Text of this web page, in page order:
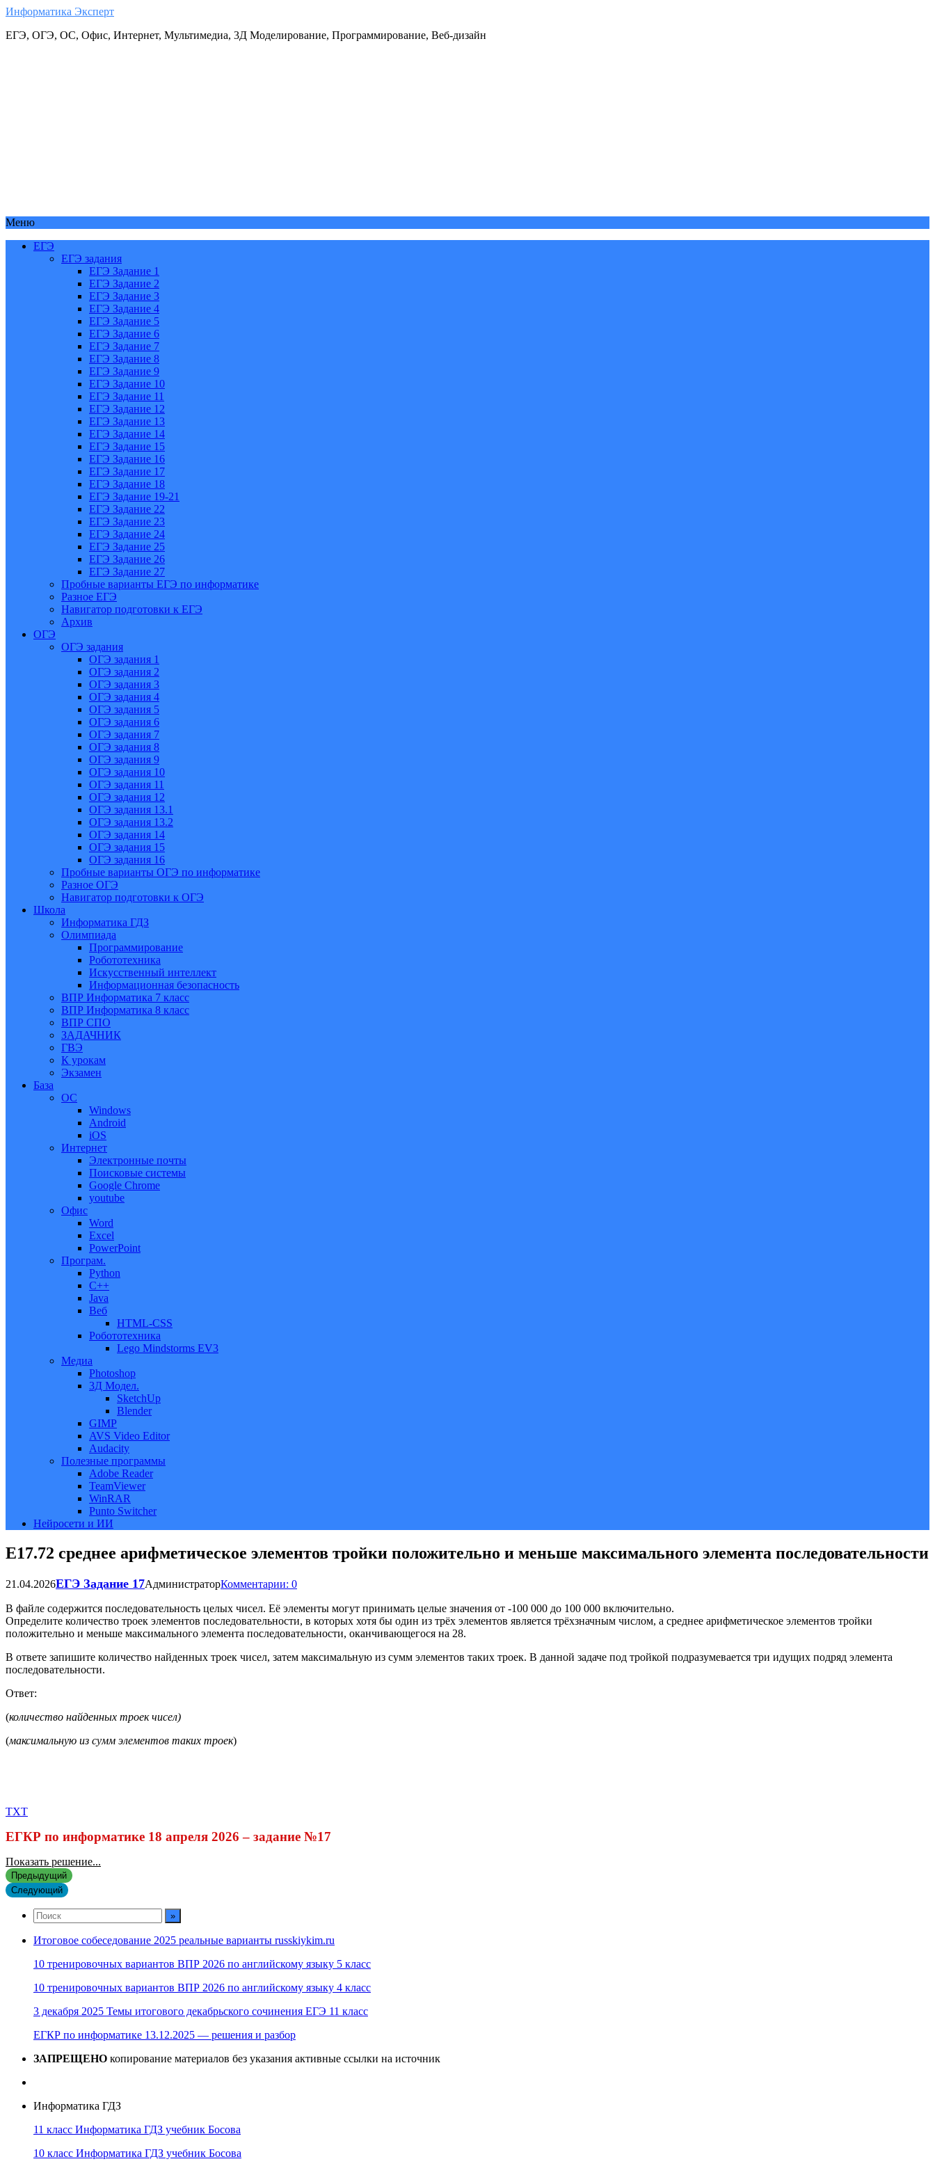
Информатика Эксперт
ЕГЭ, ОГЭ, ОС, Офис, Интернет, Мультимедиа, 3Д Моделирование, Программирование, Веб-дизайн
Меню
ЕГЭ
ЕГЭ задания
ЕГЭ Задание 1
ЕГЭ Задание 2
ЕГЭ Задание 3
ЕГЭ Задание 4
ЕГЭ Задание 5
ЕГЭ Задание 6
ЕГЭ Задание 7
ЕГЭ Задание 8
ЕГЭ Задание 9
ЕГЭ Задание 10
ЕГЭ Задание 11
ЕГЭ Задание 12
ЕГЭ Задание 13
ЕГЭ Задание 14
ЕГЭ Задание 15
ЕГЭ Задание 16
ЕГЭ Задание 17
ЕГЭ Задание 18
ЕГЭ Задание 19-21
ЕГЭ Задание 22
ЕГЭ Задание 23
ЕГЭ Задание 24
ЕГЭ Задание 25
ЕГЭ Задание 26
ЕГЭ Задание 27
Пробные варианты ЕГЭ по информатике
Разное ЕГЭ
Навигатор подготовки к ЕГЭ
Архив
ОГЭ
ОГЭ задания
ОГЭ задания 1
ОГЭ задания 2
ОГЭ задания 3
ОГЭ задания 4
ОГЭ задания 5
ОГЭ задания 6
ОГЭ задания 7
ОГЭ задания 8
ОГЭ задания 9
ОГЭ задания 10
ОГЭ задания 11
ОГЭ задания 12
ОГЭ задания 13.1
ОГЭ задания 13.2
ОГЭ задания 14
ОГЭ задания 15
ОГЭ задания 16
Пробные варианты ОГЭ по информатике
Разное ОГЭ
Навигатор подготовки к ОГЭ
Школа
Информатика ГДЗ
Олимпиада
Программирование
Робототехника
Искусственный интеллект
Информационная безопасность
ВПР Информатика 7 класс
ВПР Информатика 8 класс
ВПР СПО
ЗАДАЧНИК
ГВЭ
К урокам
Экзамен
База
ОС
Windows
Android
iOS
Интернет
Электронные почты
Поисковые системы
Google Chrome
youtube
Офис
Word
Excel
PowerPoint
Програм.
Python
C++
Java
Веб
HTML-CSS
Робототехника
Lego Mindstorms EV3
Медиа
Photoshop
3Д Модел.
SketchUp
Blender
GIMP
AVS Video Editor
Audacity
Полезные программы
Adobe Reader
TeamViewer
WinRAR
Punto Switcher
Нейросети и ИИ
Е17.72 среднее арифметическое элементов тройки положительно и меньше максимального элемента последовательности
21.04.2026ЕГЭ Задание 17АдминистраторКомментарии: 0
В файле содержится последовательность целых чисел. Её элементы могут принимать целые значения от -100 000 до 100 000 включительно.
Определите количество троек элементов последовательности, в которых хотя бы один из трёх элементов является трёхзначным числом, а среднее арифметическое элементов тройки
положительно и меньше максимального элемента последовательности, оканчивающегося на 28.
В ответе запишите количество найденных троек чисел, затем максимальную из сумм элементов таких троек. В данной задаче под тройкой подразумевается три идущих подряд элемента
последовательности.
Ответ:
(количество найденных троек чисел)
(максимальную из сумм элементов таких троек)
TXT
ЕГКР по информатике 18 апреля 2026 – задание №17
Показать решение...
Предыдущий
Следующий
Итоговое собеседование 2025 реальные варианты russkiykim.ru
10 тренировочных вариантов ВПР 2026 по английскому языку 5 класс
10 тренировочных вариантов ВПР 2026 по английскому языку 4 класс
3 декабря 2025 Темы итогового декабрьского сочинения ЕГЭ 11 класс
ЕГКР по информатике 13.12.2025 — решения и разбор
ЗАПРЕЩЕНО копирование материалов без указания активные ссылки на источник
Информатика ГДЗ
11 класс Информатика ГДЗ учебник Босова
10 класс Информатика ГДЗ учебник Босова